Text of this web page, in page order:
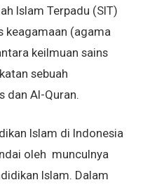
Islam Terpadu (SIT)
keagamaan (agama
keilmuan sains
sebuah
dan Al-Quran.
Islam di Indonesia
oleh munculnya
Islam. Dalam